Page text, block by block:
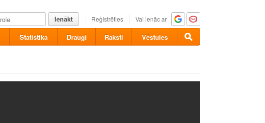
Ienākt Reģistrēties Vai ienāc ar
Statistika Draugi Raksti Vēstules